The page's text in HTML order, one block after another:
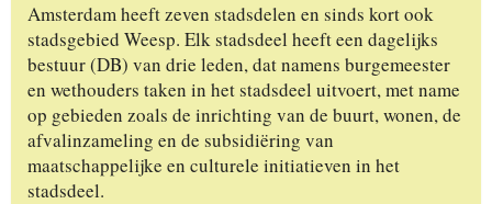
Amsterdam heeft zeven stadsdelen en sinds kort ook
stadsgebied Weesp. Elk stadsdeel heeft een dagelijks
bestuur (DB) van drie leden, dat namens burgemeester
en wethouders taken in het stadsdeel uitvoert, met name
op gebieden zoals de inrichting van de buurt, wonen, de
afvalinzameling en de subsidiëring van
maatschappelijke en culturele initiatieven in het
stadsdeel.